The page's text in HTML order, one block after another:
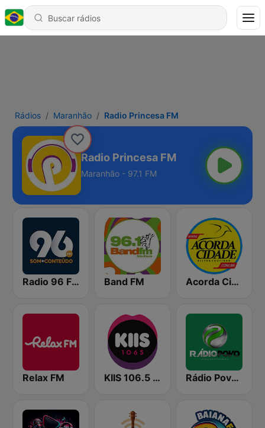
Rádios Maranhão Radio Princesa FM
Radio Princesa FM
Maranhão - 97.1 FM
Radio 96 FM Natal Band FM Acorda Cidade
Relax FM KIIS 106.5 FM Rádio Povo Feira